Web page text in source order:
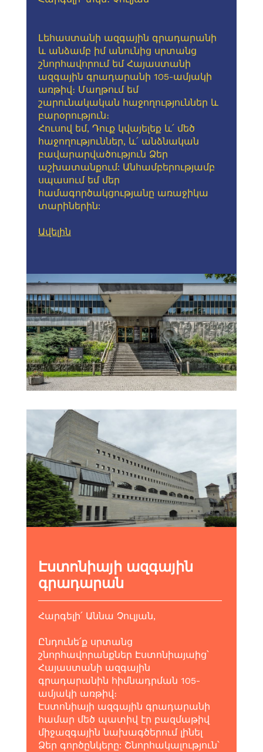
Լեհաստանի ազգային գրադարանի
և անձամբ իմ անունից սրտանց
շնորհավորում եմ Հայաստանի
ազգային գրադարանի 105-ամյակի
առթիվ։ Մաղթում եմ
շարունակական հաջողություններ և
բարօրություն։
Հուսով եմ, Դուք կվայելեք և՛ մեծ
հաջողություններ, և՛ անձնական
բավարարվածություն Ձեր
աշխատանքում: Անհամբերությամբ
սպասում եմ մեր
համագործակցությանը առաջիկա
տարիներին:
Ավելին
Էստոնիայի ազգային
գրադարան
Հարգելի՛ Աննա Չուլյան,
Ընդունե՛ք սրտանց
շնորհավորանքներ Էստոնիայաից՝
Հայաստանի ազգային
գրադարանին հիմնադրման 105-
ամյակի առթիվ։
Էստոնիայի ազգային գրադարանի
համար մեծ պատիվ էր բազմաթիվ
միջազգային նախագծերում լինել
Ձեր գործընկերը: Շնորհակալություն՝